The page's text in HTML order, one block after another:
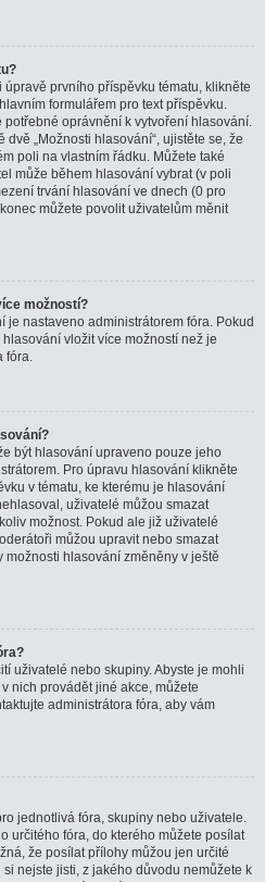
prvního příspěvku tématu, klikněte
formulářem pro text příspěvku.
potřebné oprávnění k vytvoření hlasování.
dvě „Možnosti hlasování“, ujistěte se, že
poli na vlastním řádku. Můžete také
může během hlasování vybrat (v poli
trvání hlasování ve dnech (0 pro
můžete povolit uživatelům měnit
možností?
je nastaveno administrátorem fóra. Pokud
vložit více možností než je
fóra.
být hlasování upraveno pouze jeho
Pro úpravu hlasování klikněte
v tématu, ke kterému je hlasování
uživatelé můžou smazat
možnost. Pokud ale již uživatelé
můžou upravit nebo smazat
možnosti hlasování změněny v ještě
uživatelé nebo skupiny. Abyste je mohli
nich provádět jiné akce, můžete
administrátora fóra, aby vám
jednotlivá fóra, skupiny nebo uživatele.
určitého fóra, do kterého můžete posílat
že posílat přílohy můžou jen určité
nejste jisti, z jakého důvodu nemůžete k